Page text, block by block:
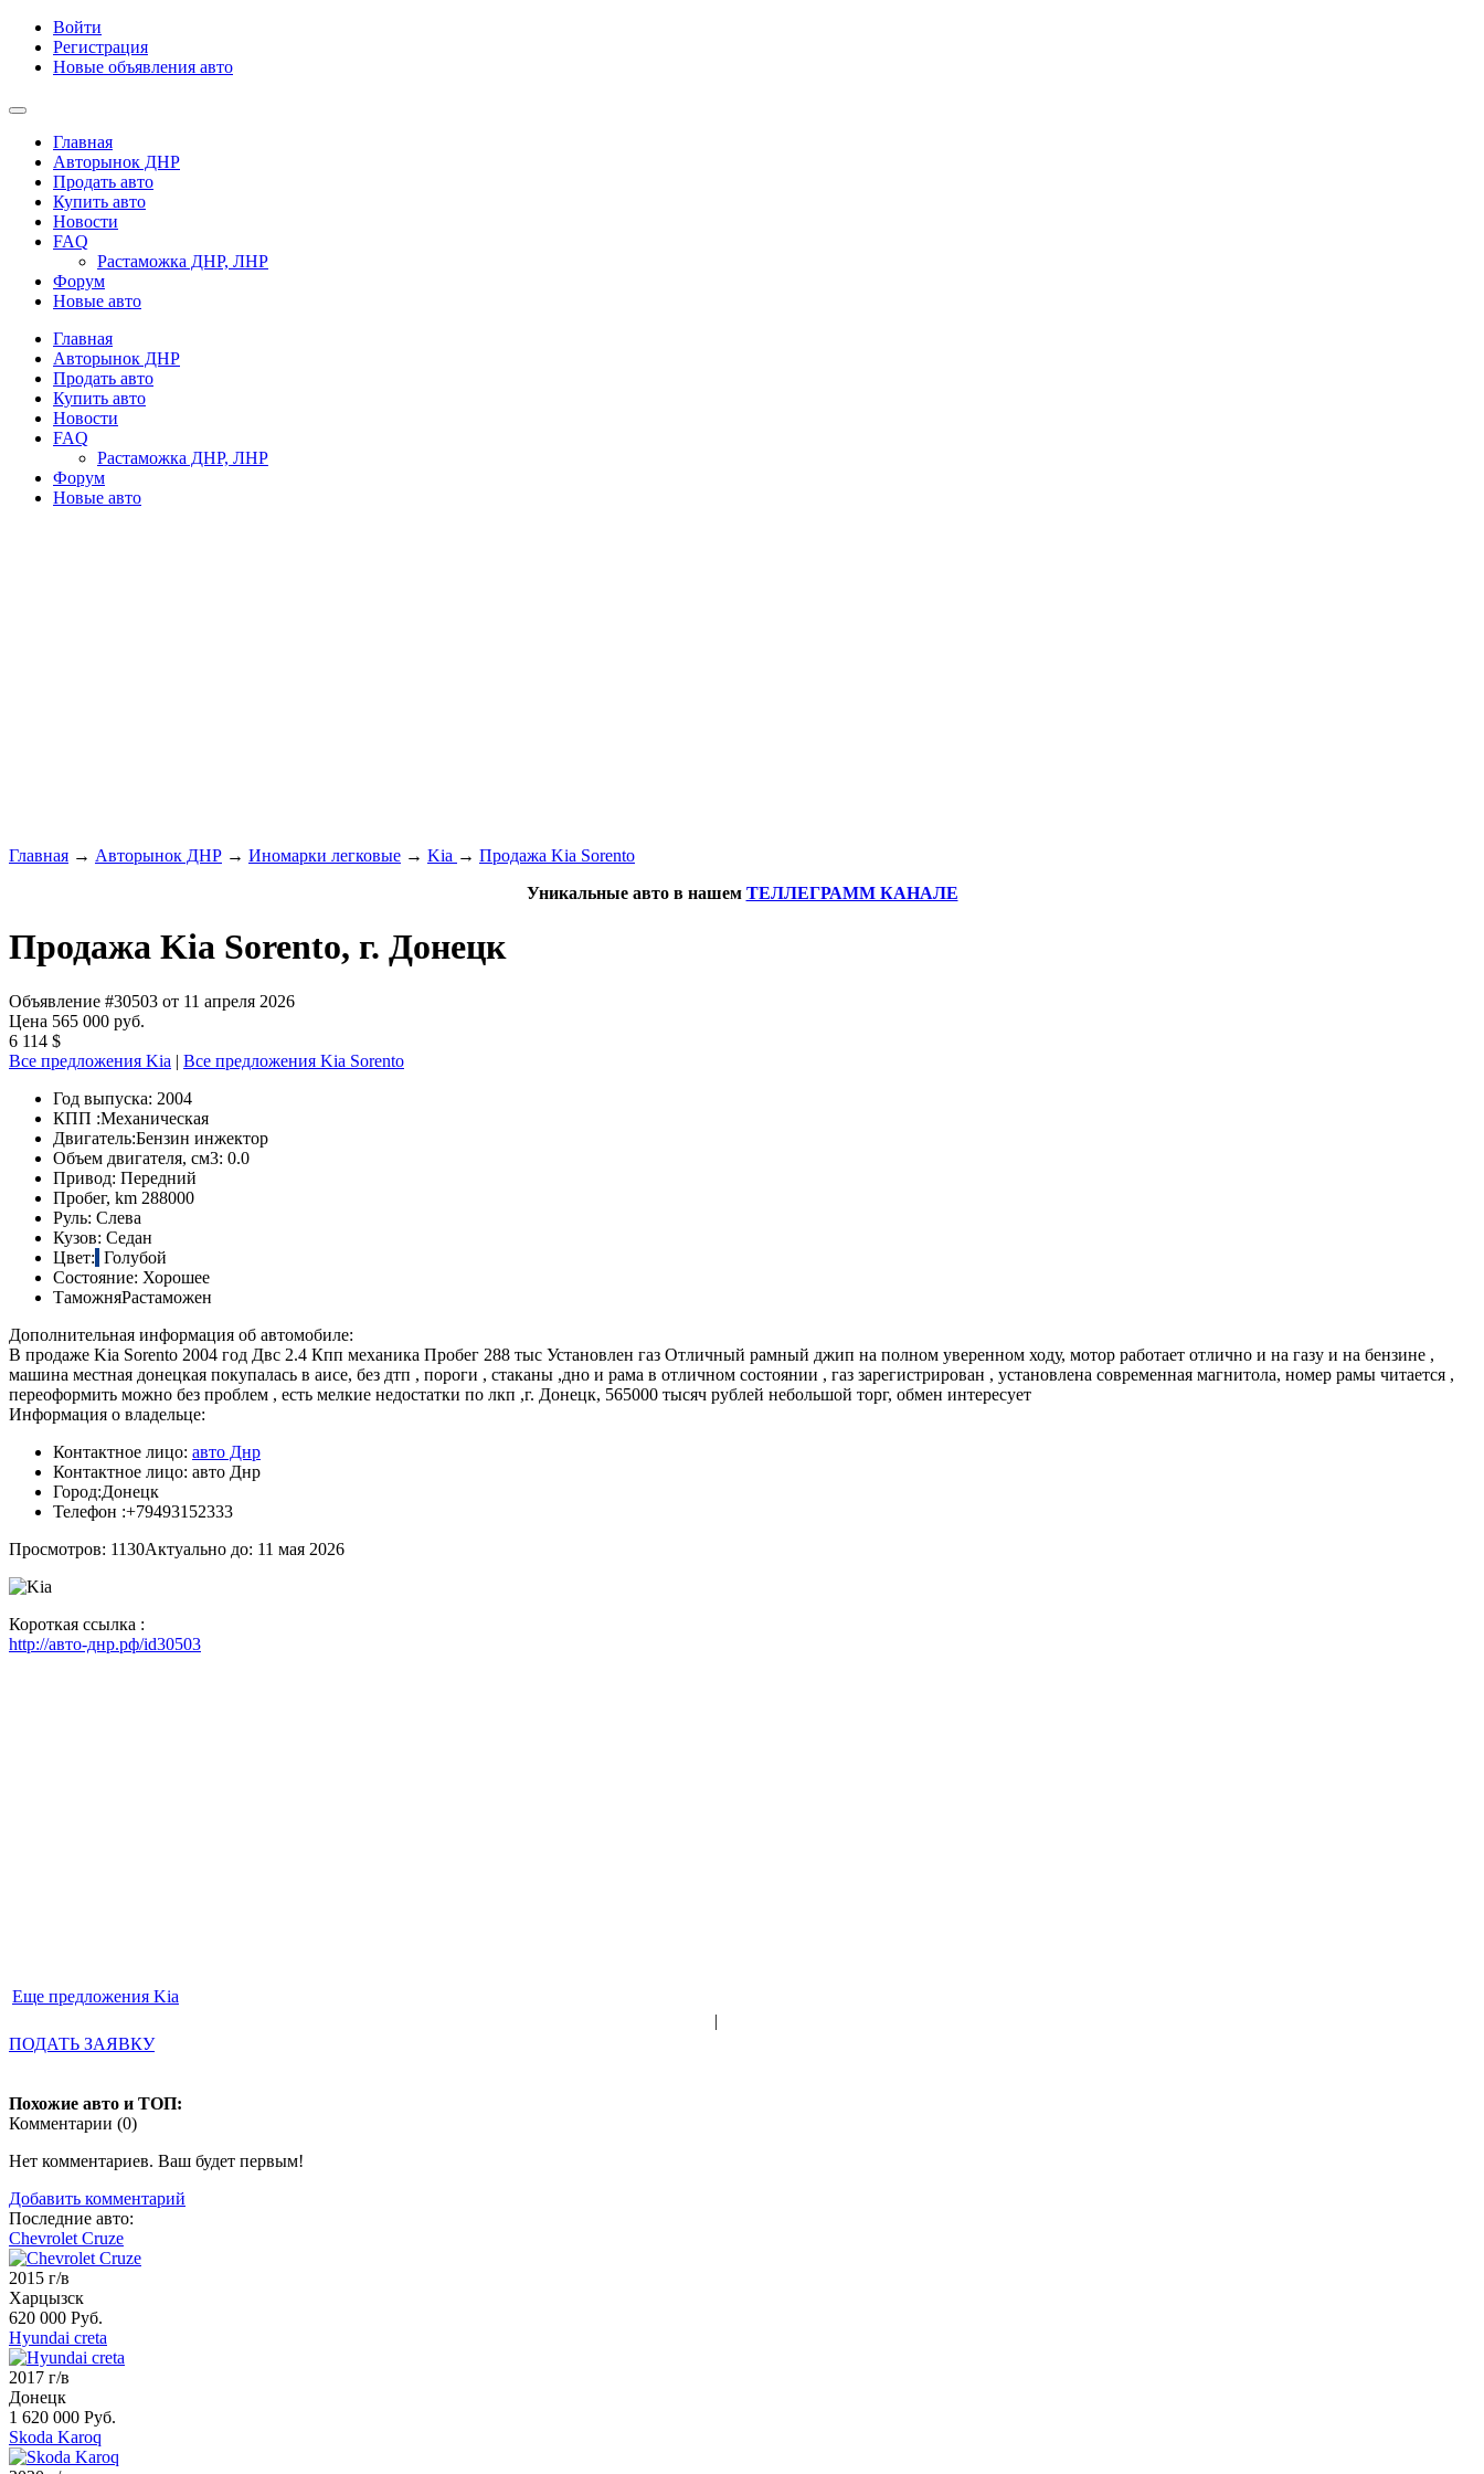
Войти
Регистрация
Новые объявления авто
Главная
Авторынок ДНР
Продать авто
Купить авто
Новости
FAQ
Растаможка ДНР, ЛНР
Форум
Новые авто
Главная
Авторынок ДНР
Продать авто
Купить авто
Новости
FAQ
Растаможка ДНР, ЛНР
Форум
Новые авто
Главная → Авторынок ДНР → Иномарки легковые → Kia → Продажа Kia Sorento
Уникальные авто в нашем ТЕЛЛЕГРАММ КАНАЛЕ
Продажа Kia Sorento, г. Донецк
Объявление #30503 от 11 апреля 2026
Цена 565 000 руб.
6 114 $
Все предложения Kia | Все предложения Kia Sorento
Год выпуска: 2004
КПП :Механическая
Двигатель:Бензин инжектор
Объем двигателя, см3: 0.0
Привод: Передний
Пробег, km 288000
Руль: Слева
Кузов: Седан
Цвет: Голубой
Состояние: Хорошее
ТаможняРастаможен
Дополнительная информация об автомобиле:
В продаже Kia Sorento 2004 год Двс 2.4 Кпп механика Пробег 288 тыс Установлен газ Отличный рамный джип на полном уверенном ходу, мотор работает отлично и на газу и на бензине ,
машина местная донецкая покупалась в аисе, без дтп , пороги , стаканы ,дно и рама в отличном состоянии , газ зарегистрирован , установлена современная магнитола, номер рамы читается ,
переоформить можно без проблем , есть мелкие недостатки по лкп ,г. Донецк, 565000 тысяч рублей небольшой торг, обмен интересует
Информация о владельце:
Контактное лицо: авто Днр
Контактное лицо: авто Днр
Город:Донецк
Телефон :+79493152333
Просмотров: 1130Актуально до: 11 мая 2026
Короткая ссылка :
http://авто-днр.рф/id30503
Еще предложения Kia
|
ПОДАТЬ ЗАЯВКУ
Похожие авто и ТОП:
Комментарии (0)
Нет комментариев. Ваш будет первым!
Добавить комментарий
Последние авто:
Chevrolet Cruze
2015 г/в
Харцызск
620 000 Руб.
Hyundai creta
2017 г/в
Донецк
1 620 000 Руб.
Skoda Karoq